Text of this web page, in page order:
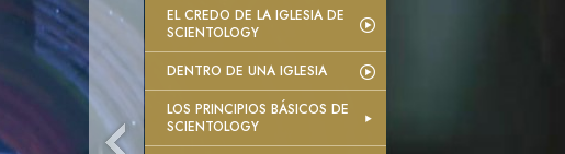
EL CREDO DE LA IGLESIA DE
SCIENTOLOGY
DENTRO DE UNA IGLESIA
LOS PRINCIPIOS BÁSICOS DE
SCIENTOLOGY